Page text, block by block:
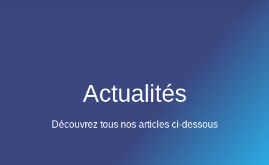
Actualités
Découvrez tous nos articles ci-dessous